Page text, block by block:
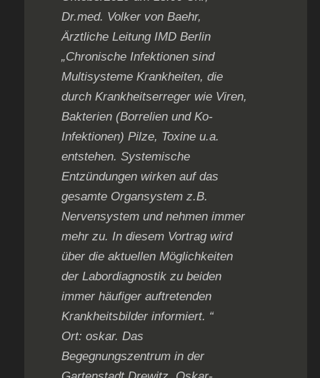
Dr.med. Volker von Baehr,
Ärztliche Leitung IMD Berlin
„Chronische Infektionen sind
Multisysteme Krankheiten, die
durch Krankheitserreger wie Viren,
Bakterien (Borrelien und Ko-
Infektionen) Pilze, Toxine u.a.
entstehen. Systemische
Entzündungen wirken auf das
gesamte Organsystem z.B.
Nervensystem und nehmen immer
mehr zu. In diesem Vortrag wird
über die aktuellen Möglichkeiten
der Labordiagnostik zu beiden
immer häufiger auftretenden
Krankheitsbilder informiert. “
Ort: oskar. Das
Begegnungszentrum in der